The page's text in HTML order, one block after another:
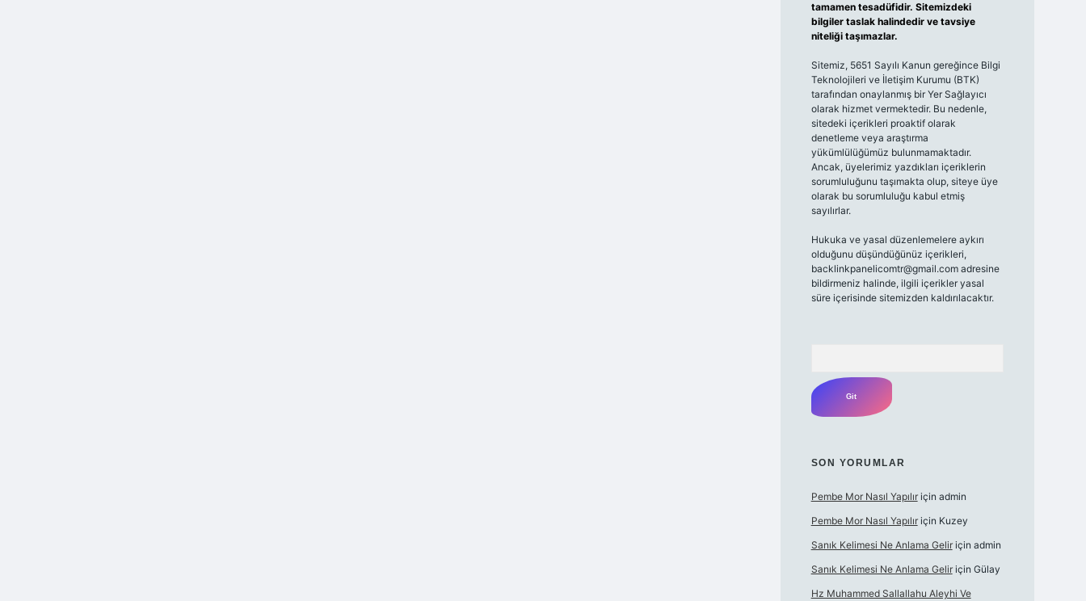
tamamen tesadüfidir. Sitemizdeki
bilgiler taslak halindedir ve tavsiye
niteliği taşımazlar.
Sitemiz, 5651 Sayılı Kanun gereğince Bilgi
Teknolojileri ve İletişim Kurumu (BTK)
tarafından onaylanmış bir Yer Sağlayıcı
olarak hizmet vermektedir. Bu nedenle,
sitedeki içerikleri proaktif olarak
denetleme veya araştırma
yükümlülüğümüz bulunmamaktadır.
Ancak, üyelerimiz yazdıkları içeriklerin
sorumluluğunu taşımakta olup, siteye üye
olarak bu sorumluluğu kabul etmiş
sayılırlar.
Hukuka ve yasal düzenlemelere aykırı
olduğunu düşündüğünüz içerikleri,
backlinkpanelicomtr@gmail.comadresine
bildirmeniz halinde, ilgili içerikler yasal
süre içerisinde sitemizden kaldırılacaktır.
SON YORUMLAR
Pembe Mor Nasıl Yapılıriçin admin
Pembe Mor Nasıl Yapılıriçin Kuzey
Sanık Kelimesi Ne Anlama Geliriçin admin
Sanık Kelimesi Ne Anlama Geliriçin Gülay
Hz Muhammed Sallallahu Aleyhi Ve